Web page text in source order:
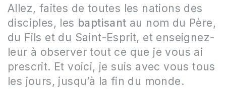
Allez, faites de toutes les nations des
disciples, les baptisant au nom du Père,
du Fils et du Saint-Esprit, et enseignez-
leur à observer tout ce que je vous ai
prescrit. Et voici, je suis avec vous tous
les jours, jusqu’à la fin du monde.